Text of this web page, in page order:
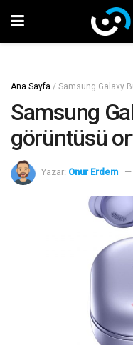
Ana Sayfa / Samsung Galaxy
Samsung
görüntüsü
Yazar: Onur Erdem